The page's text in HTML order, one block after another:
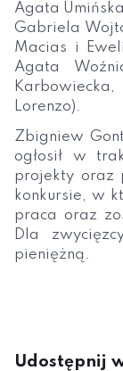
Agata
Gabriela
Macias i
Agata
Lorenzo).
Zbigniew
ogłosił w
projekty oraz
konkursie, w
praca oraz
Dla
pieniężną.
Udostępnij